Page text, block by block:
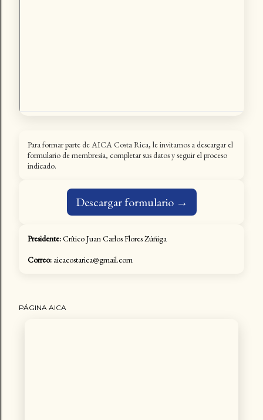
Para formar parte de AICA Costa Rica, le invitamos a descargar el
formulario de membresía, completar sus datos y seguir el proceso
indicado.
Descargar formulario →
Presidente:Crítico Juan Carlos Flores Zúñiga
Correo: aicacostarica@gmail.com
PÁGINA AICA